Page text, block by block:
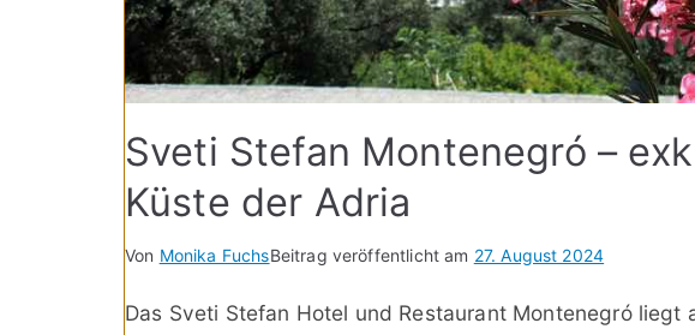
Sveti Stefan Montenegró –
Küste der Adria
Von Monika FuchsBeitrag veröffentlicht am 27. August 2024
Das Sveti Stefan Hotel und Restaurant Montenegró liegt